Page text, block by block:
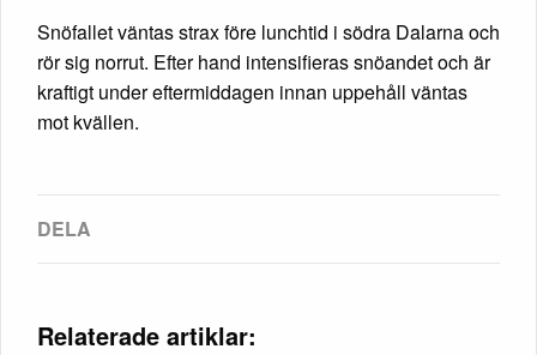
Snöfallet väntas strax före lunchtid i södra Dalarna och
rör sig norrut. Efter hand intensifieras snöandet och är
kraftigt under eftermiddagen innan uppehåll väntas
mot kvällen.
Relaterade artiklar: